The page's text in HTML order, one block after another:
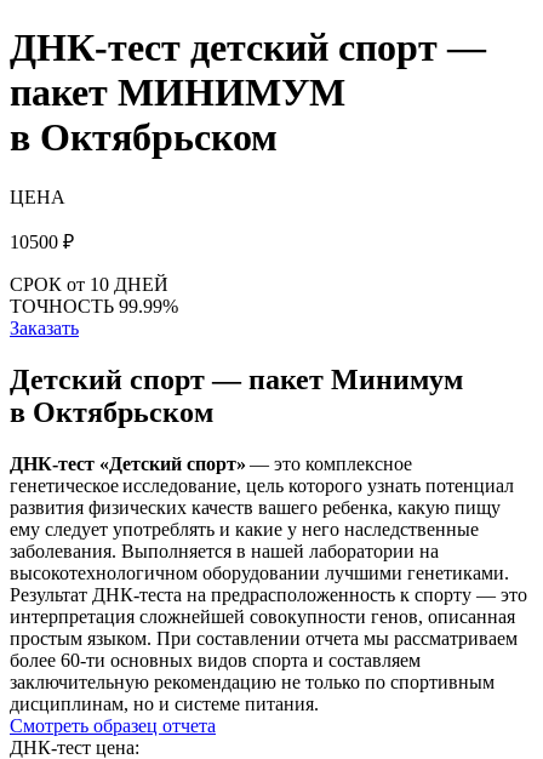
ДНК-тест детский спорт —
пакет МИНИМУМ
в Октябрьском
ЦЕНА
10500 ₽
СРОК от 10 ДНЕЙ
ТОЧНОСТЬ 99.99%
Заказать
Детский спорт — пакет Минимум
в Октябрьском
ДНК-тест «Детский спорт» — это комплексное
генетическое исследование, цель которого узнать потенциал
развития физических качеств вашего ребенка, какую пищу
ему следует употреблять и какие у него наследственные
заболевания. Выполняется в нашей лаборатории на
высокотехнологичном оборудовании лучшими генетиками.
Результат ДНК-теста на предрасположенность к спорту — это
интерпретация сложнейшей совокупности генов, описанная
простым языком. При составлении отчета мы рассматриваем
более 60-ти основных видов спорта и составляем
заключительную рекомендацию не только по спортивным
дисциплинам, но и системе питания.
Смотреть образец отчета
ДНК-тест цена: